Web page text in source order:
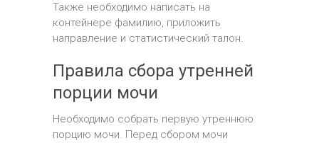
Также необходимо написать на
контейнере фамилию, приложить
направление и статистический талон.
Правила сбора утренней
порции мочи
Необходимо собрать первую утреннюю
порцию мочи. Перед сбором мочи